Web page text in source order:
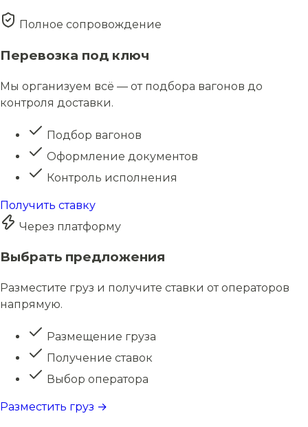
Полное сопровождение
Перевозка под ключ
Мы организуем всё — от подбора вагонов до
контроля доставки.
Подбор вагонов
Оформление документов
Контроль исполнения
Получить ставку
Через платформу
Выбрать предложения
Разместите груз и получите ставки от операторов
напрямую.
Размещение груза
Получение ставок
Выбор оператора
Разместить груз →